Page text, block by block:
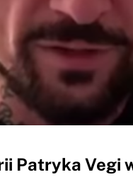
Patryka Vegi